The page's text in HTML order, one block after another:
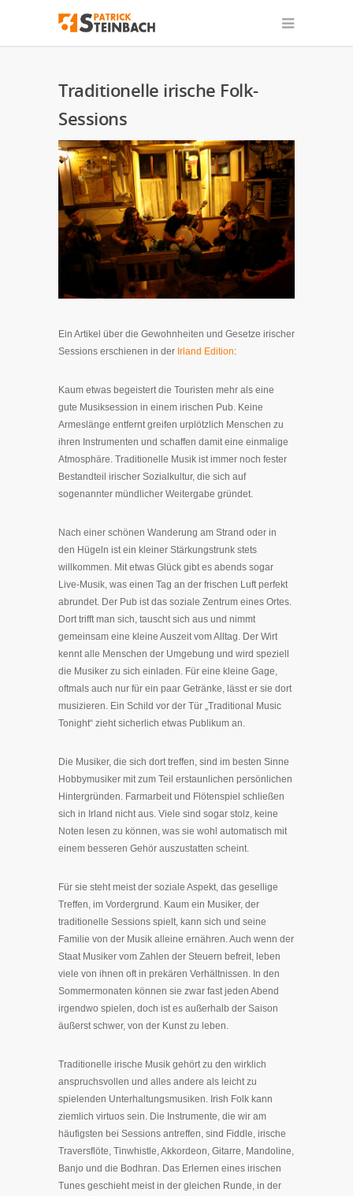
Traditionelle irische Folk-
Sessions
Ein Artikel über die Gewohnheiten und Gesetze irischer
Sessions erschienen in der Irland Edition:
Kaum etwas begeistert die Touristen mehr als eine
gute Musiksession in einem irischen Pub. Keine
Armeslänge entfernt greifen urplötzlich Menschen zu
ihren Instrumenten und schaffen damit eine einmalige
Atmosphäre. Traditionelle Musik ist immer noch fester
Bestandteil irischer Sozialkultur, die sich auf
sogenannter mündlicher Weitergabe gründet.
Nach einer schönen Wanderung am Strand oder in
den Hügeln ist ein kleiner Stärkungstrunk stets
willkommen. Mit etwas Glück gibt es abends sogar
Live-Musik, was einen Tag an der frischen Luft perfekt
abrundet. Der Pub ist das soziale Zentrum eines Ortes.
Dort trifft man sich, tauscht sich aus und nimmt
gemeinsam eine kleine Auszeit vom Alltag. Der Wirt
kennt alle Menschen der Umgebung und wird speziell
die Musiker zu sich einladen. Für eine kleine Gage,
oftmals auch nur für ein paar Getränke, lässt er sie dort
musizieren. Ein Schild vor der Tür „Traditional Music
Tonight“ zieht sicherlich etwas Publikum an.
Die Musiker, die sich dort treffen, sind im besten Sinne
Hobbymusiker mit zum Teil erstaunlichen persönlichen
Hintergründen. Farmarbeit und Flötenspiel schließen
sich in Irland nicht aus. Viele sind sogar stolz, keine
Noten lesen zu können, was sie wohl automatisch mit
einem besseren Gehör auszustatten scheint.
Für sie steht meist der soziale Aspekt, das gesellige
Treffen, im Vordergrund. Kaum ein Musiker, der
traditionelle Sessions spielt, kann sich und seine
Familie von der Musik alleine ernähren. Auch wenn der
Staat Musiker vom Zahlen der Steuern befreit, leben
viele von ihnen oft in prekären Verhältnissen. In den
Sommermonaten können sie zwar fast jeden Abend
irgendwo spielen, doch ist es außerhalb der Saison
äußerst schwer, von der Kunst zu leben.
Traditionelle irische Musik gehört zu den wirklich
anspruchsvollen und alles andere als leicht zu
spielenden Unterhaltungsmusiken. Irish Folk kann
ziemlich virtuos sein. Die Instrumente, die wir am
häufigsten bei Sessions antreffen, sind Fiddle, irische
Traversflöte, Tinwhistle, Akkordeon, Gitarre, Mandoline,
Banjo und die Bodhran. Das Erlernen eines irischen
Tunes geschieht meist in der gleichen Runde, in der